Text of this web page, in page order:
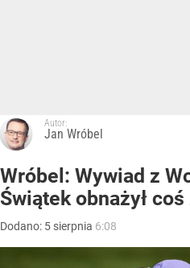
Autor:
Jan Wróbel
Wróbel: Wywiad z
Świątek obnażył
Dodano: 5 sierpnia 6:08